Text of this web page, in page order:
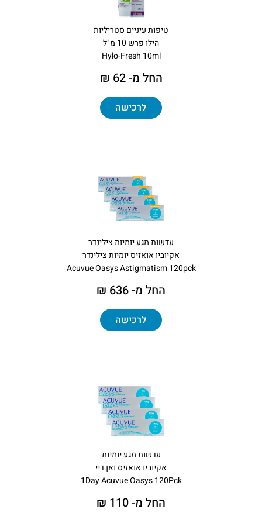
טיפות עיניים סטריליות
הילו פרש 10 מ"ל
Hylo-Fresh 10ml
החל מ- 62 ₪
לרכישה
עדשות מגע יומיות צילינדר
אקיוביו אואזיס יומיות צילינדר
Acuvue Oasys Astigmatism 120pck
החל מ- 636 ₪
לרכישה
עדשות מגע יומיות
אקיוביו אואזיס ואן דיי
1Day Acuvue Oasys 120Pck
החל מ- 110 ₪